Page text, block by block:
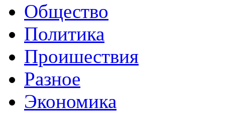
Общество
Политика
Проишествия
Разное
Экономика